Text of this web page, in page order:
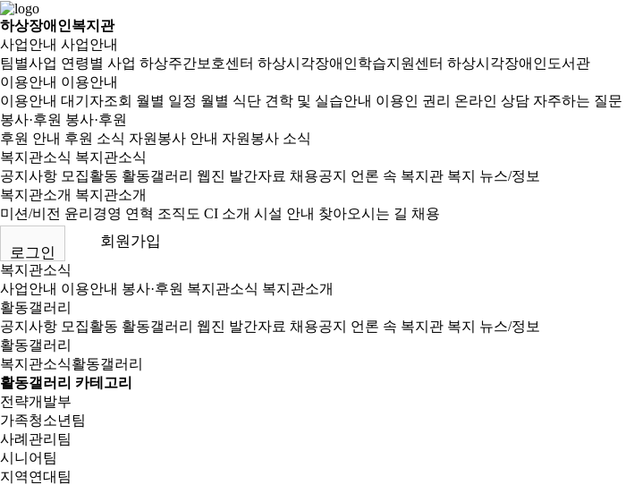
하상장애인복지관
사업안내 사업안내
팀별사업 연령별 사업 하상주간보호센터 하상시각장애인학습지원센터 하상시각장애인도서관
이용안내 이용안내
이용안내 대기자조회 월별 일정 월별 식단 견학 및 실습안내 이용인 권리 온라인 상담 자주하는 질문
봉사·후원 봉사·후원
후원 안내 후원 소식 자원봉사 안내 자원봉사 소식
복지관소식 복지관소식
공지사항 모집활동 활동갤러리 웹진 발간자료 채용공지 언론 속 복지관 복지 뉴스/정보
복지관소개 복지관소개
미션/비전 윤리경영 연혁 조직도 CI 소개 시설 안내 찾아오시는 길 채용
로그인
회원가입
복지관소식
사업안내 이용안내 봉사·후원 복지관소식 복지관소개
활동갤러리
공지사항 모집활동 활동갤러리 웹진 발간자료 채용공지 언론 속 복지관 복지 뉴스/정보
활동갤러리
복지관소식활동갤러리
활동갤러리 카테고리
전략개발부
가족청소년팀
사례관리팀
시니어팀
지역연대팀